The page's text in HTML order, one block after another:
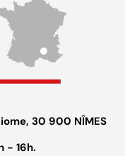
30 900 NÎMES
- 16h.